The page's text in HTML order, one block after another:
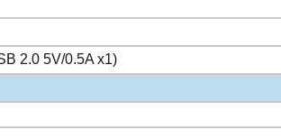
2.0 5V/0.5A x1)